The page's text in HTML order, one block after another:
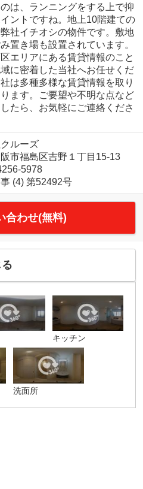
は、ランニングをする上で抑
ントですね。地上10階建ての
社イチオシの物件です。敷地
置き場も設置されています。
エリアにある賃貸情報のこと
に密着した当社へお任せくだ
は多種多様な賃貸情報を取り
ます。ご要望や不明な点など
たら、お気軽にご連絡くださ
ルーズ
市福島区吉野１丁目15-13
5978
(4) 第52492号
合わせ(無料)
キッチン
洗面所